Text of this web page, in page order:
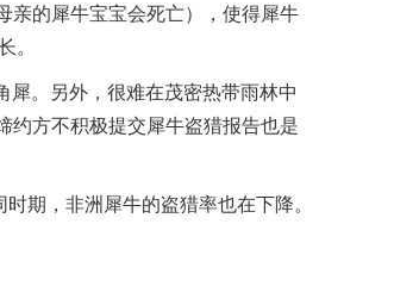
亲的犀牛宝宝会死亡），使得犀牛
。
。另外，很难在茂密热带雨林中
约方不积极提交犀牛盗猎报告也是
期，非洲犀牛的盗猎率也在下降。